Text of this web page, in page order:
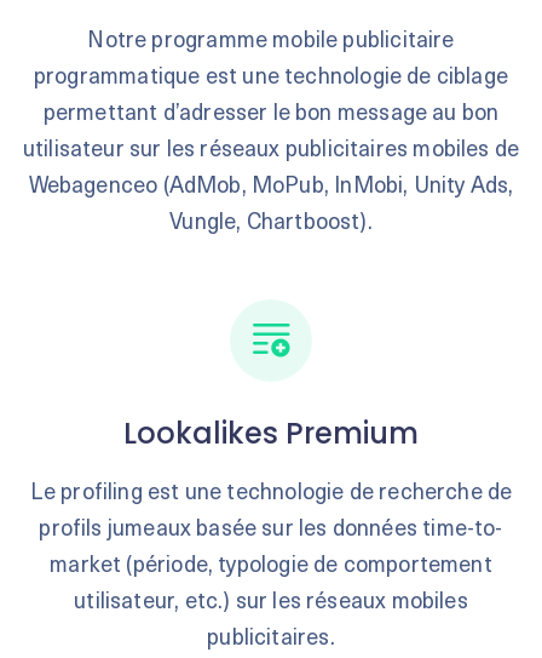
Notre programme mobile publicitaire
programmatique est une technologie de ciblage
permettant d’adresser le bon message au bon
utilisateur sur les réseaux publicitaires mobiles de
Webagenceo (AdMob, MoPub, InMobi, Unity Ads,
Vungle, Chartboost).
Lookalikes Premium
Le profiling est une technologie de recherche de
profils jumeaux basée sur les données time-to-
market (période, typologie de comportement
utilisateur, etc.) sur les réseaux mobiles
publicitaires.